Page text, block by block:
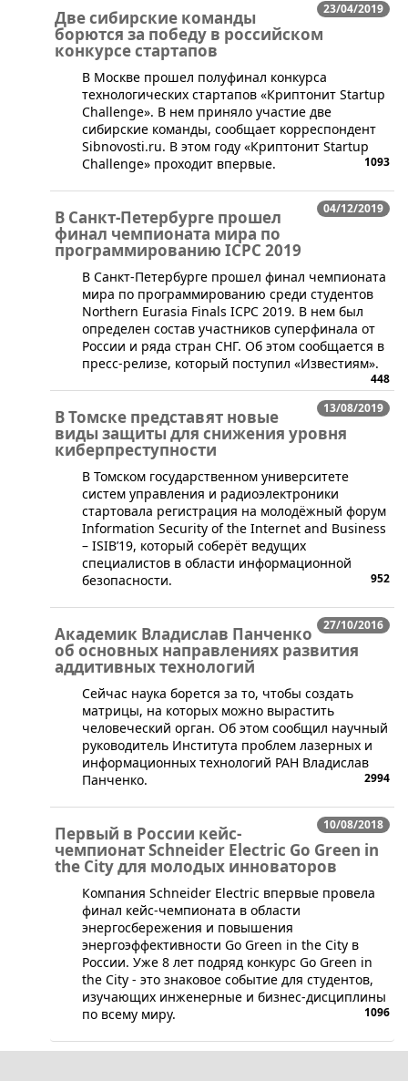
23/04/2019
Две сибирские команды
борются за победу в российском
конкурсе стартапов
​В Москве прошел полуфинал конкурса
технологических стартапов «Криптонит Startup
Challenge». В нем приняло участие две
сибирские команды, сообщает корреспондент
Sibnovosti.ru. В этом году «Криптонит Startup
Challenge» проходит впервые.
1093
04/12/2019
В Санкт-Петербурге прошел
финал чемпионата мира по
программированию ICPC 2019
​В Санкт-Петербурге прошел финал чемпионата
мира по программированию среди студентов
Northern Eurasia Finals ICPC 2019. В нем был
определен состав участников суперфинала от
России и ряда стран СНГ. Об этом сообщается в
пресс-релизе, который поступил «Известиям».
448
13/08/2019
В Томске представят новые
виды защиты для снижения уровня
киберпреступности
​В Томском государственном университете
систем управления и радиоэлектроники
стартовала регистрация на молодёжный форум
Information Security of the Internet and Business
– ISIB’19, который соберёт ведущих
специалистов в области информационной
безопасности.
952
27/10/2016
Академик Владислав Панченко
об основных направлениях развития
аддитивных технологий
Сейчас наука борется за то, чтобы создать
матрицы, на которых можно вырастить
человеческий орган. Об этом сообщил научный
руководитель Института проблем лазерных и
информационных технологий РАН Владислав
Панченко.
2994
10/08/2018
Первый в России кейс-
чемпионат Schneider Electric Go Green in
the City для молодых инноваторов
​Компания Schneider Electric впервые провела
финал кейс-чемпионата в области
энергосбережения и повышения
энергоэффективности Go Green in the City в
России. Уже 8 лет подряд конкурс Go Green in
the City - это знаковое событие для студентов,
изучающих инженерные и бизнес-дисциплины
по всему миру.
1096